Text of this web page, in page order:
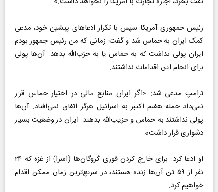
رئیس جمهوری آمریکا سپس با تکرار ادعا‌های پیشین خود، مدعی
کمک ایران به حماس شد و گفت: زمانی که من رئیس جمهور بودم
ایران پولی نداشت که به حماس یا به حزب‌الله بدهد. آن‌ها پولی
برای انجام این اقدامات نداشتند.
ترامپ مدعی شد: «اگر ایران منابع مالی در اختیار حماس قرار
نمی‌داد حمله هفتم اکتبر به اسرائیل هرگز اتفاق نمی‌افتاد. آن‌ها
پولی نداشتند به حماس و حزیب‌الله بدهند. ایران در وضعیت بسیار
دشواری قرار داشت».
او ادعا کرد: برای خارج کردن فوری گروگان‌ها (اسرا) از غزه که ۲۴
نفر از ۵۹ تن آن‌ها زنده هستند، در سریع‌ترین زمان ممکن اقدام
خواهیم کرد.